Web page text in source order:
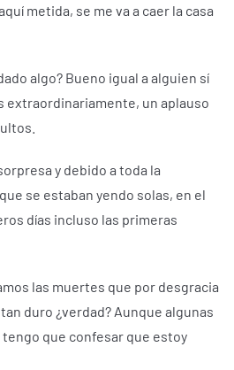
metida, se me va a caer la casa
algo? Bueno igual a alguien sí
extraordinariamente, un aplauso
y debido a toda la
se estaban yendo solas, en el
días incluso las primeras
las muertes que por desgracia
duro ¿verdad? Aunque algunas
que confesar que estoy